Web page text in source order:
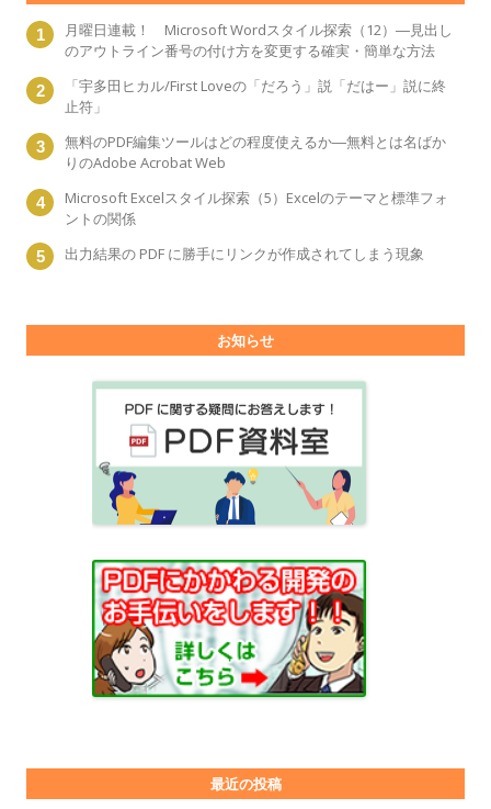
月曜日連載！ Microsoft Wordスタイル探索（12）―見出し
のアウトライン番号の付け方を変更する確実・簡単な方法
「宇多田ヒカル/First Loveの「だろう」説「だはー」説に終
止符」
無料のPDF編集ツールはどの程度使えるか―無料とは名ばか
りのAdobe Acrobat Web
Microsoft Excelスタイル探索（5）Excelのテーマと標準フォ
ントの関係
出力結果の PDF に勝手にリンクが作成されてしまう現象
お知らせ
最近の投稿